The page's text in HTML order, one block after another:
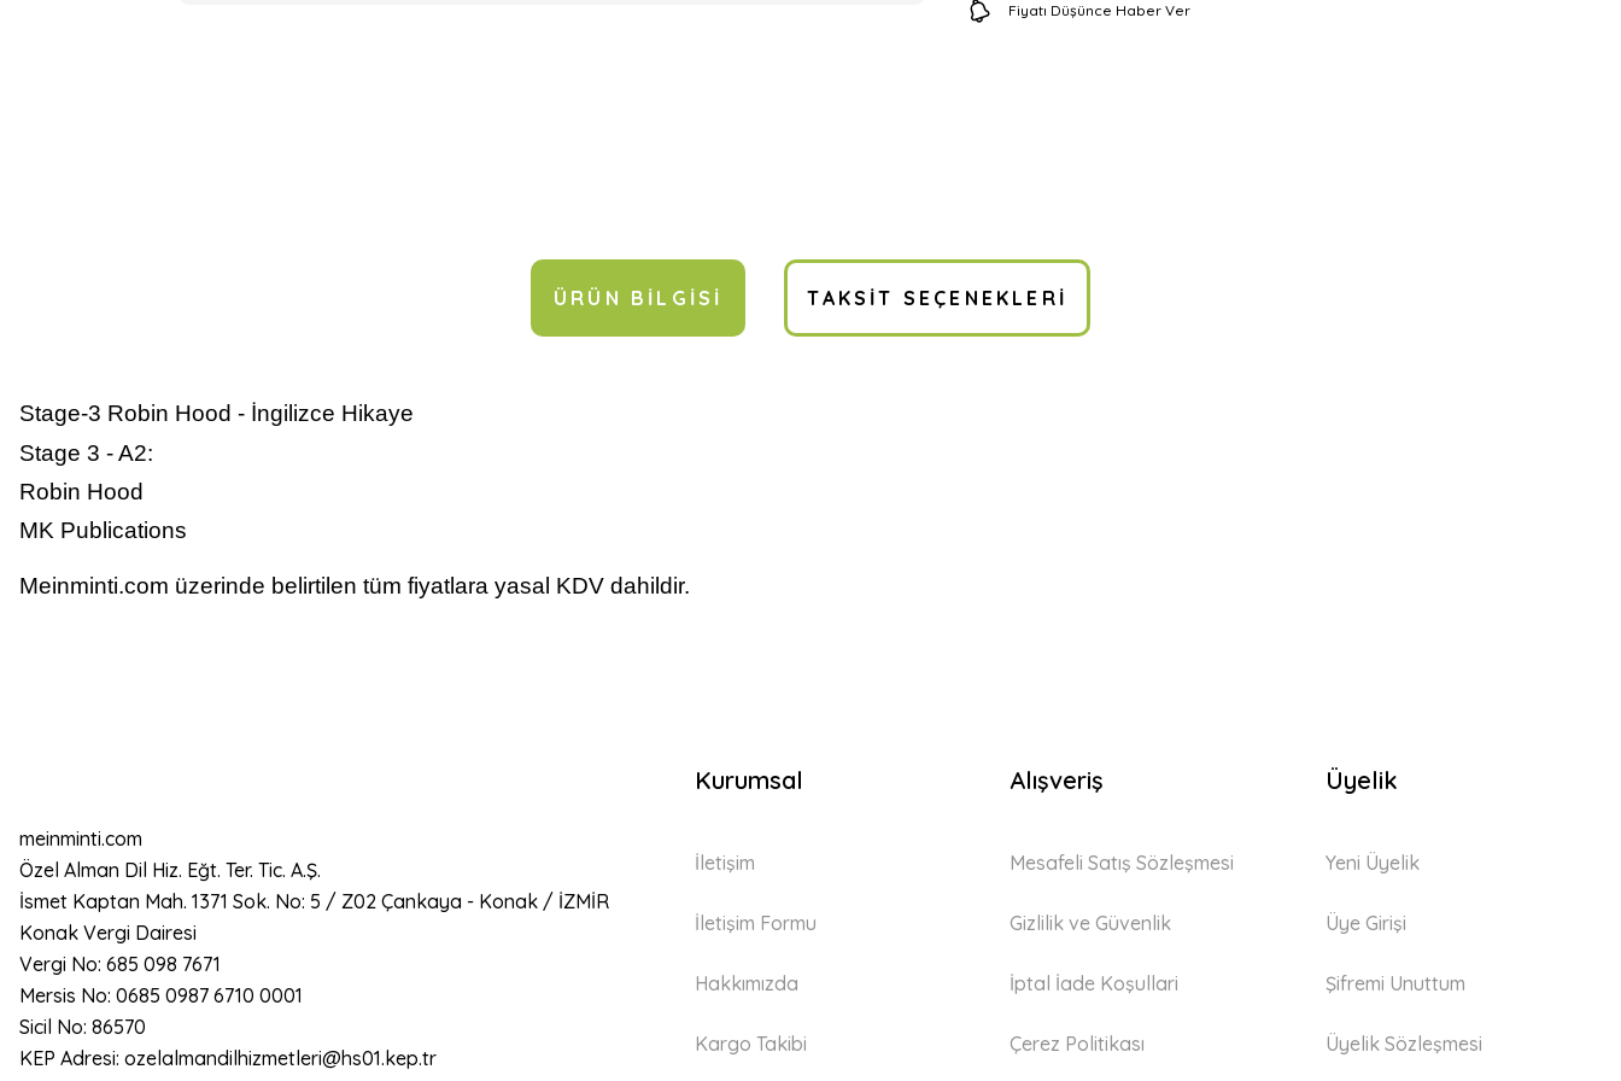
Fiyatı Düşünce Haber Ver
ÜRÜN BILGISI TAKSIT SEÇENEKLERI
Stage-3 Robin Hood - İngilizce Hikaye
Stage 3 - A2:
Robin Hood
MK Publications
Meinminti.com üzerinde belirtilen tüm fiyatlara yasal KDV dahildir.
meinminti.com
Özel Alman Dil Hiz. Eğt. Ter. Tic. A.Ş.
İsmet Kaptan Mah. 1371 Sok. No: 5 / Z02 Çankaya - Konak / İZMİR
Konak Vergi Dairesi
Vergi No: 685 098 7671
Mersis No: 0685 0987 6710 0001
Sicil No: 86570
KEP Adresi: ozelalmandilhizmetleri@hs01.kep.tr
Kurumsal
İletişim
İletişim Formu
Hakkımızda
Kargo Takibi
Alışveriş
Mesafeli Satış Sözleşmesi
Gizlilik ve Güvenlik
İptal İade Koşullari
Çerez Politikası
Üyelik
Yeni Üyelik
Üye Girişi
Şifremi Unuttum
Üyelik Sözleşmesi